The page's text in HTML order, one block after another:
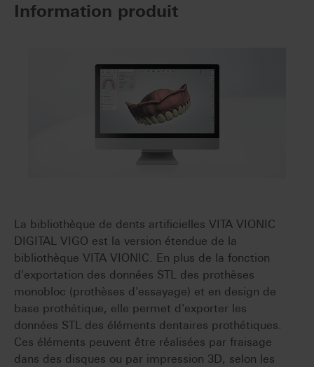
Information produit
La bibliothèque de dents artificielles VITA VIONIC
DIGITAL VIGO est la version étendue de la
bibliothèque VITA VIONIC. En plus de la fonction
d'exportation des données STL des prothèses
monobloc (prothèses d'essayage) et en design de
base prothétique, elle permet d'exporter les
données STL des éléments dentaires prothétiques.
Ces éléments peuvent être réalisées par fraisage
dans des disques ou par impression 3D, selon les